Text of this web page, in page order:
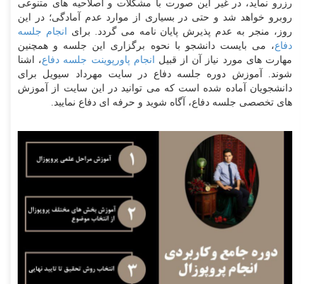
رزرو نماید، در غیر این صورت با مشکلات و اصلاحیه های متنوعی
روبرو خواهد شد و حتی در بسیاری از موارد عدم آمادگی؛ در این
روز، منجر به عدم پذیرش پایان نامه می گردد. برای
انجام جلسه
دفاع، می بایست دانشجو با نحوه برگزاری این جلسه و همچنین
مهارت های مورد نیاز آن از قبیل
انجام پاورپوینت جلسه دفاع، اشنا
شوند. آموزش دوره جلسه دفاع در سایت مهرداد سیویل برای
دانشجویان آماده شده است که می توانید در این سایت از آموزش
های تخصصی جلسه دفاع، آگاه شوید و حرفه ای دفاع نمایید.